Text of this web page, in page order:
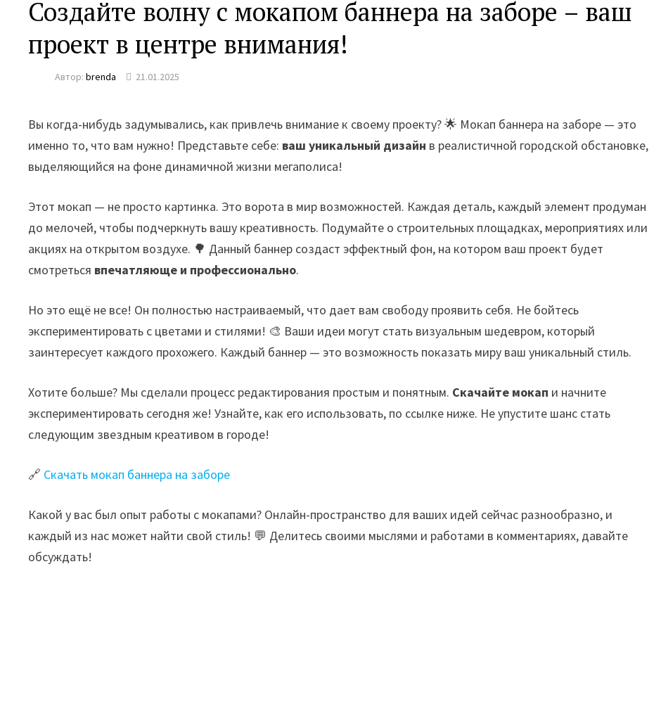
Создайте волну с мокапом баннера на заборе – ваш
проект в центре внимания!
Автор:brenda 21.01.2025
Вы когда-нибудь задумывались, как привлечь внимание к своему проекту? 🌟 Мокап баннера на заборе — это
именно то, что вам нужно! Представьте себе: ваш уникальный дизайн в реалистичной городской обстановке,
выделяющийся на фоне динамичной жизни мегаполиса!
Этот мокап — не просто картинка. Это ворота в мир возможностей. Каждая деталь, каждый элемент продуман
до мелочей, чтобы подчеркнуть вашу креативность. Подумайте о строительных площадках, мероприятиях или
акциях на открытом воздухе. 🌳 Данный баннер создаст эффектный фон, на котором ваш проект будет
смотреться впечатляюще и профессионально.
Но это ещё не все! Он полностью настраиваемый, что дает вам свободу проявить себя. Не бойтесь
экспериментировать с цветами и стилями! 🎨 Ваши идеи могут стать визуальным шедевром, который
заинтересует каждого прохожего. Каждый баннер — это возможность показать миру ваш уникальный стиль.
Хотите больше? Мы сделали процесс редактирования простым и понятным. Скачайте мокап и начните
экспериментировать сегодня же! Узнайте, как его использовать, по ссылке ниже. Не упустите шанс стать
следующим звездным креативом в городе!
🔗 Скачать мокап баннера на заборе
Какой у вас был опыт работы с мокапами? Онлайн-пространство для ваших идей сейчас разнообразно, и
каждый из нас может найти свой стиль! 💬 Делитесь своими мыслями и работами в комментариях, давайте
обсуждать!